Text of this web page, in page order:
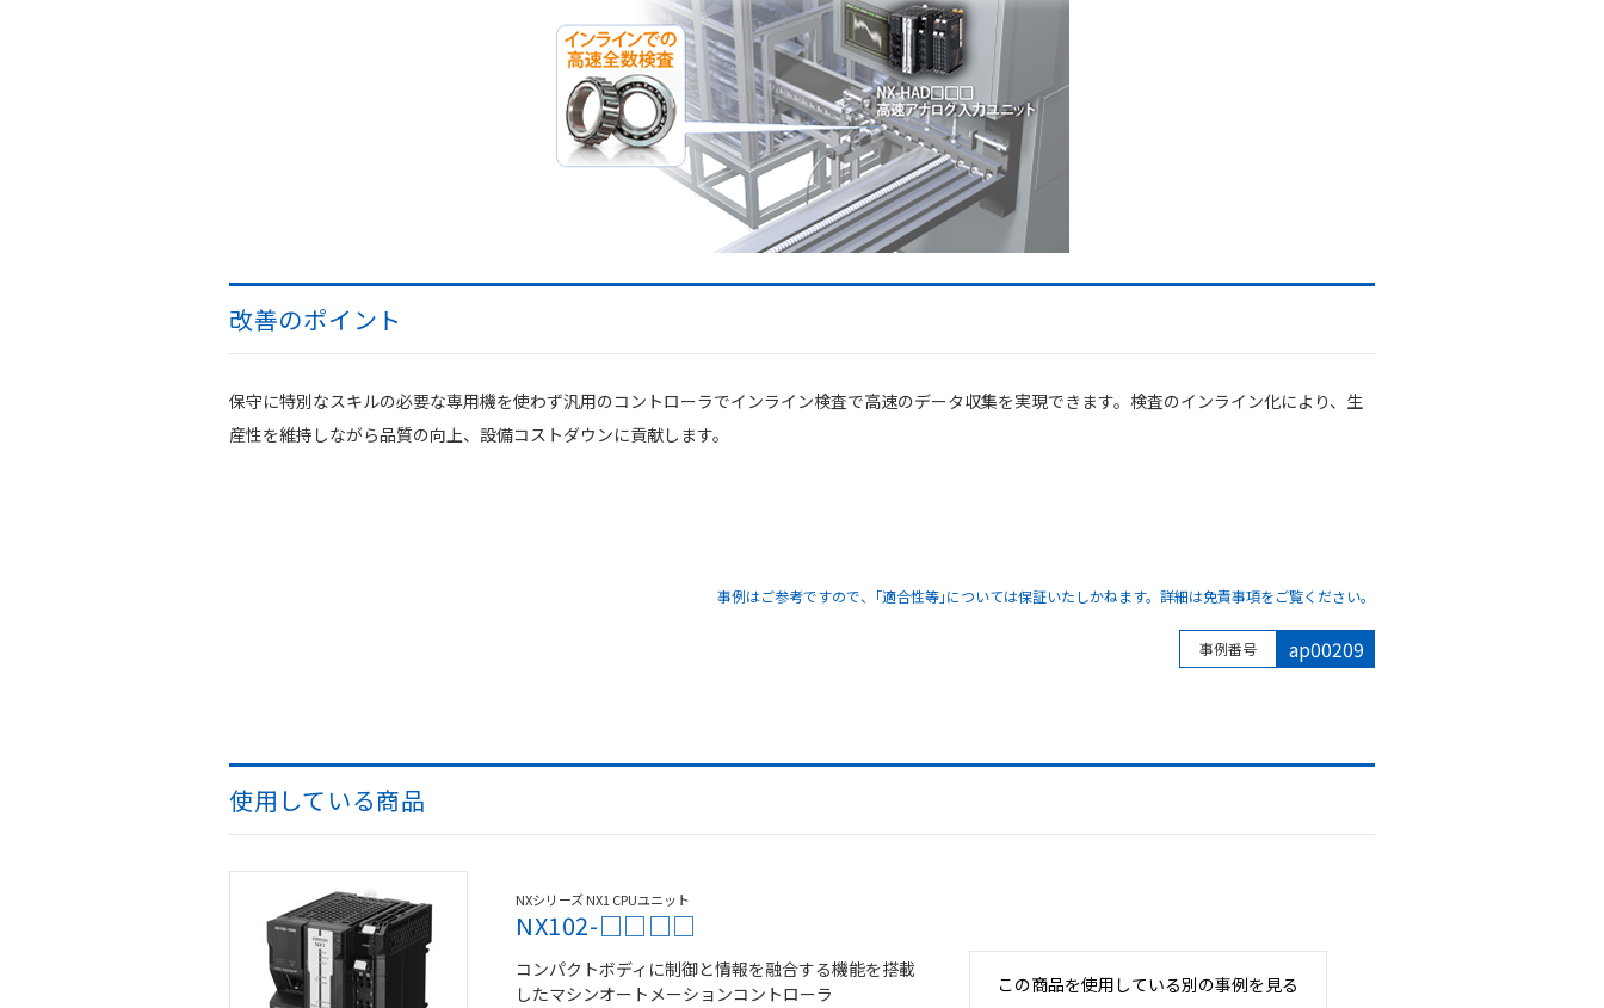
改善のポイント
保守に特別なスキルの必要な専用機を使わず汎用のコントローラでインライン検査で高速のデータ収集を実現できます。検査のインライン化により、生
産性を維持しながら品質の向上、設備コストダウンに貢献します。
事例はご参考ですので、｢適合性等｣については保証いたしかねます。詳細は免責事項をご覧ください。
事例番号 ap00209
使用している商品
NXシリーズ NX1 CPUユニット
NX102-□□□□
コンパクトボディに制御と情報を融合する機能を搭載
したマシンオートメーションコントローラ
この商品を使用している別の事例を見る